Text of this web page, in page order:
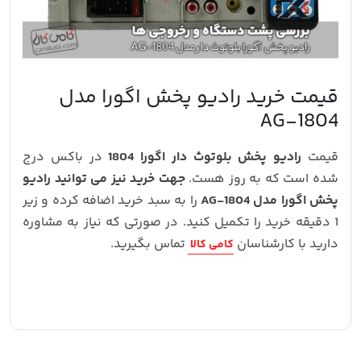
قیمت خرید رادیو پخش اگورا مدل
AG-1804
قیمت رادیو پخش بلوتوث دار اگورا 1804
در باکس درج
شده است که به روز هست.جهت خرید نیز می توانید رادیو
پخش اگورا مدل AG-1804
را به سبد خرید اضافه کرده و زیر
1 دقیقه خرید را تکمیل کنید. در صورتی که نیاز به مشاوره
دارید با کارشناسان کامی کالا تماس بگیرید.